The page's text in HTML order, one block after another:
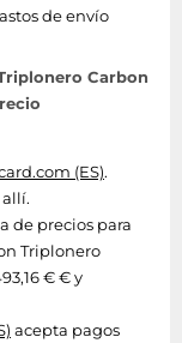
de envío
Carbon
(ES).
de precios para
Triplonero
€ € y
acepta pagos